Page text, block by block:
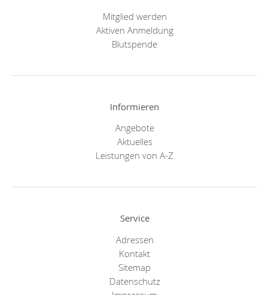
Mitglied werden
Aktiven Anmeldung
Blutspende
Informieren
Angebote
Aktuelles
Leistungen von A-Z
Service
Adressen
Kontakt
Sitemap
Datenschutz